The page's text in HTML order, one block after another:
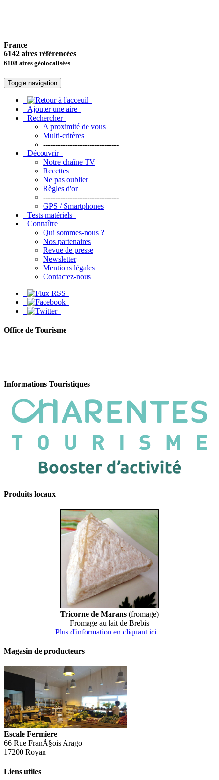
France
6142 aires référencées
6108 aires géolocalisées
Toggle navigation
Ajouter une aire
Rechercher
A proximité de vous
Multi-critères
-------------------------------
Découvrir
Notre chaîne TV
Recettes
Ne pas oublier
Règles d'or
-------------------------------
GPS / Smartphones
Tests matériels
Connaître
Qui sommes-nous ?
Nos partenaires
Revue de presse
Newsletter
Mentions légales
Contactez-nous
Office de Tourisme
Informations Touristiques
Produits locaux
Tricorne de Marans (fromage)
Fromage au lait de Brebis
Plus d'information en cliquant ici ...
Magasin de producteurs
Escale Fermiere
66 Rue FranÃ§ois Arago
17200 Royan
Liens utiles